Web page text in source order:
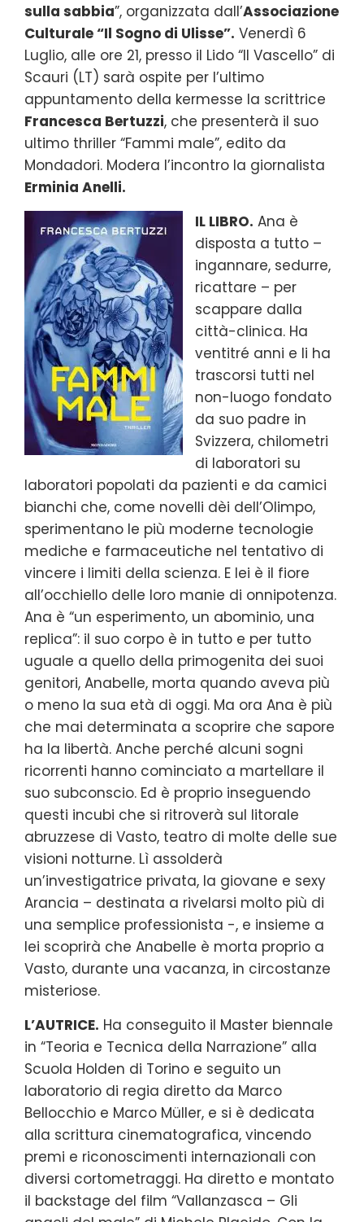
sulla sabbia”, organizzata dall’Associazione
Culturale “Il Sogno di Ulisse”. Venerdì 6
Luglio, alle ore 21, presso il Lido “Il Vascello” di
Scauri (LT) sarà ospite per l’ultimo
appuntamento della kermesse la scrittrice
Francesca Bertuzzi, che presenterà il suo
ultimo thriller “Fammi male”, edito da
Mondadori. Modera l’incontro la giornalista
Erminia Anelli.
IL LIBRO. Ana è
disposta a tutto –
ingannare, sedurre,
ricattare – per
scappare dalla
città-clinica. Ha
ventitré anni e li ha
trascorsi tutti nel
non-luogo fondato
da suo padre in
Svizzera, chilometri
di laboratori su
laboratori popolati da pazienti e da camici
bianchi che, come novelli dèi dell’Olimpo,
sperimentano le più moderne tecnologie
mediche e farmaceutiche nel tentativo di
vincere i limiti della scienza. E lei è il fiore
all’occhiello delle loro manie di onnipotenza.
Ana è “un esperimento, un abominio, una
replica”: il suo corpo è in tutto e per tutto
uguale a quello della primogenita dei suoi
genitori, Anabelle, morta quando aveva più
o meno la sua età di oggi. Ma ora Ana è più
che mai determinata a scoprire che sapore
ha la libertà. Anche perché alcuni sogni
ricorrenti hanno cominciato a martellare il
suo subconscio. Ed è proprio inseguendo
questi incubi che si ritroverà sul litorale
abruzzese di Vasto, teatro di molte delle sue
visioni notturne. Lì assolderà
un’investigatrice privata, la giovane e sexy
Arancia – destinata a rivelarsi molto più di
una semplice professionista -, e insieme a
lei scoprirà che Anabelle è morta proprio a
Vasto, durante una vacanza, in circostanze
misteriose.
L’AUTRICE. Ha conseguito il Master biennale
in “Teoria e Tecnica della Narrazione” alla
Scuola Holden di Torino e seguito un
laboratorio di regia diretto da Marco
Bellocchio e Marco Müller, e si è dedicata
alla scrittura cinematografica, vincendo
premi e riconoscimenti internazionali con
diversi cortometraggi. Ha diretto e montato
il backstage del film “Vallanzasca – Gli